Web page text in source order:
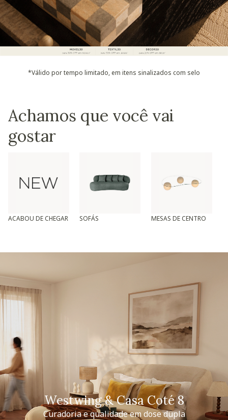
*Válido por tempo limitado, em itens sinalizados com selo
Achamos que você vai
gostar
ACABOU DE CHEGAR SOFÁS MESAS DE CENTRO
Westwing & Casa Coté 8
Curadoria e qualidade em dose dupla